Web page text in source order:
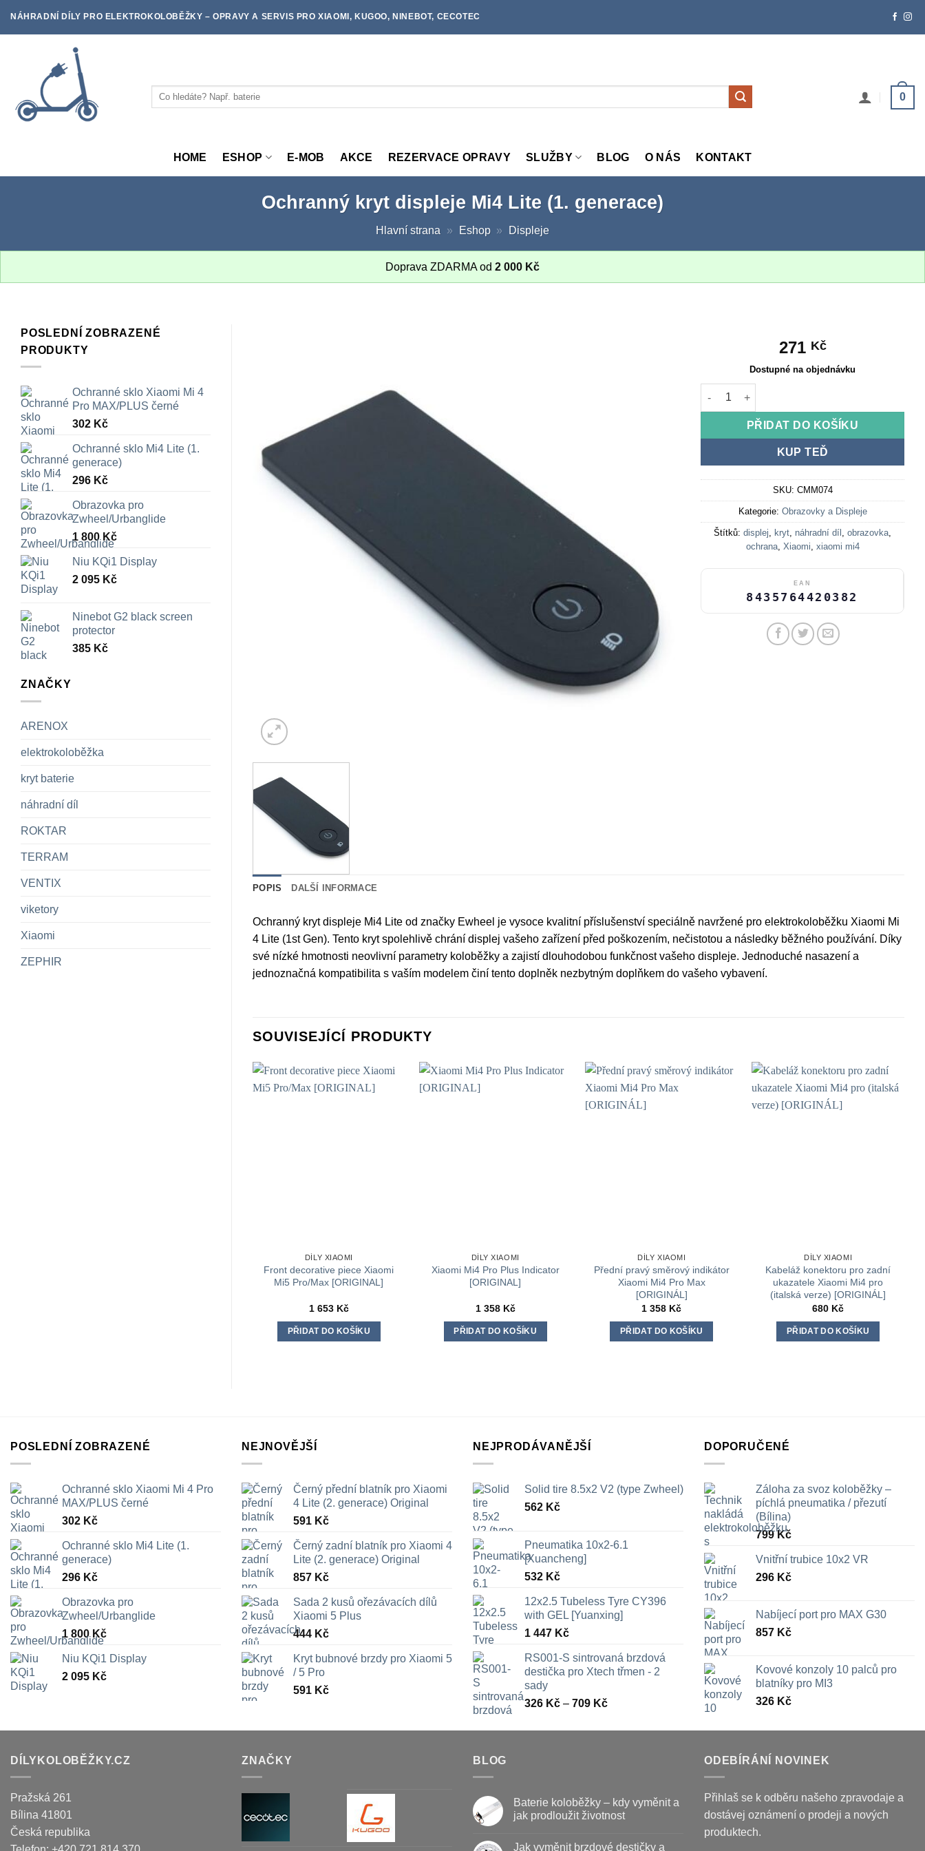
NÁHRADNÍ DÍLY PRO ELEKTROKOLOBĚŽKY – OPRAVY A SERVIS PRO XIAOMI, KUGOO, NINEBOT, CECOTEC
Hledat: 0
HOME ESHOP E-MOB AKCE REZERVACE OPRAVY SLUŽBY BLOG O NÁS KONTAKT
Ochranný kryt displeje Mi4 Lite (1. generace)
Hlavní strana » Eshop » Displeje
Doprava ZDARMA od 2 000 Kč
POSLEDNÍ ZOBRAZENÉ
PRODUKTY
Ochranné sklo Xiaomi Mi 4
Pro MAX/PLUS černé
302 Kč
Ochranné sklo Mi4 Lite (1.
generace)
296 Kč
Obrazovka pro
Zwheel/Urbanglide
1 800 Kč
Niu KQi1 Display
2 095 Kč
Ninebot G2 black screen
protector
385 Kč
ZNAČKY
ARENOX
elektrokoloběžka
kryt baterie
náhradní díl
ROKTAR
TERRAM
VENTIX
viketory
Xiaomi
ZEPHIR
271 Kč
Dostupné na objednávku
Ochranný kryt displeje Mi4 Lite (1. generace)
PŘIDAT DO KOŠÍKU
KUP TEĎ
SKU: CMM074
Kategorie: Obrazovky a Displeje
Štítků:displej, kryt, náhradní díl ,obrazovka,
ochrana, Xiaomi, xiaomi mi4
EAN
8435764420382
POPIS DALŠÍ INFORMACE
Ochranný kryt displeje Mi4 Lite od značky Ewheel je vysoce kvalitní příslušenství speciálně navržené pro elektrokoloběžku Xiaomi Mi
4 Lite (1st Gen). Tento kryt spolehlivě chrání displej vašeho zařízení před poškozením, nečistotou a následky běžného používání. Díky
své nízké hmotnosti neovlivní parametry koloběžky a zajistí dlouhodobou funkčnost vašeho displeje. Jednoduché nasazení a
jednoznačná kompatibilita s vaším modelem činí tento doplněk nezbytným doplňkem do vašeho vybavení.
SOUVISEJÍCÍ PRODUKTY
DÍLY XIAOMI
Front decorative piece Xiaomi
Mi5 Pro/Max [ORIGINAL]
1 653 Kč
PŘIDAT DO KOŠÍKU
DÍLY XIAOMI
Xiaomi Mi4 Pro Plus Indicator
[ORIGINAL]
1 358 Kč
PŘIDAT DO KOŠÍKU
DÍLY XIAOMI
Přední pravý směrový indikátor
Xiaomi Mi4 Pro Max
[ORIGINÁL]
1 358 Kč
PŘIDAT DO KOŠÍKU
DÍLY XIAOMI
Kabeláž konektoru pro zadní
ukazatele Xiaomi Mi4 pro
(italská verze) [ORIGINÁL]
680 Kč
PŘIDAT DO KOŠÍKU
POSLEDNÍ ZOBRAZENÉ
Ochranné sklo Xiaomi Mi 4 Pro
MAX/PLUS černé
302 Kč
Ochranné sklo Mi4 Lite (1.
generace)
296 Kč
Obrazovka pro
Zwheel/Urbanglide
1 800 Kč
Niu KQi1 Display
2 095 Kč
NEJNOVĚJŠÍ
Černý přední blatník pro Xiaomi
4 Lite (2. generace) Original
591 Kč
Černý zadní blatník pro Xiaomi 4
Lite (2. generace) Original
857 Kč
Sada 2 kusů ořezávacích dílů
Xiaomi 5 Plus
444 Kč
Kryt bubnové brzdy pro Xiaomi 5
/ 5 Pro
591 Kč
NEJPRODÁVANĚJŠÍ
Solid tire 8.5x2 V2 (type Zwheel)
562 Kč
Pneumatika 10x2-6.1
[Xuancheng]
532 Kč
12x2.5 Tubeless Tyre CY396
with GEL [Yuanxing]
1 447 Kč
RS001-S sintrovaná brzdová
destička pro Xtech třmen - 2
sady
326 Kč – 709 KčRozpětí
326 Kč
DOPORUČENÉ
Záloha za svoz koloběžky –
píchlá pneumatika / přezutí
(Bílina)
799Kč
Vnitřní trubice 10x2 VR
296 Kč
Nabíjecí port pro MAX G30
857 Kč
Kovové konzoly 10 palců pro
blatníky pro MI3
326 Kč
DÍLYKOLOBĚŽKY.CZ
Pražská 261
Bílina 41801
Česká republika
ZNAČKY BLOG
Baterie koloběžky – kdy vyměnit a
jak prodloužit životnost
Jak vyměnit brzdové destičky a
ODEBÍRÁNÍ NOVINEK
Přihlaš se k odběru našeho zpravodaje a
dostávej oznámení o prodeji a nových
produktech.